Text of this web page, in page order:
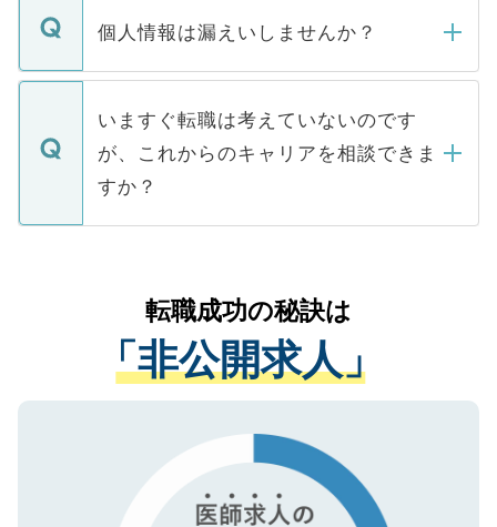
■応募殺到を避けるため 人気のある医療機
関を公にしてしまうと、応募が殺到する場
に、医療機関が求める条件に合った人材の
みを人材紹介会社に依頼するケースが増え
ています。
ん。また、仮に応募先から内定をいただい
定を承諾する必要はありません。内定先へ
の辞退の連絡はキャリアパートナーが行い
個人情報は漏えいしませんか？
個人情報が漏えいすることはありませんの
で、ご安心ください。当サイトからの登録
などで収集したご登録者様の個人情報は、
ご本人のキャリアアップおよび転職活動の
支援を目的に使用いたします。お預かりし
ているすべての個人データはご本人の許可
は、個人情報の取り扱いについての厳密な
管理基準を満たした事業者のみに付与され
る、プライバシーマークを取得済みです。
で、機密保持に関してもご安心ください。
いますぐ転職は考えていないのです
が、これからのキャリアを相談できま
すか？
かがいして、現在の医療機関の状況や紹介
経験をまじえながら、適切なアドバイスを
させていただきます。すぐにご転職をされ
ない方には、長期的なサポートが可能です
ので、まずはご登録ください。
転職成功の秘訣は
「非公開求人」